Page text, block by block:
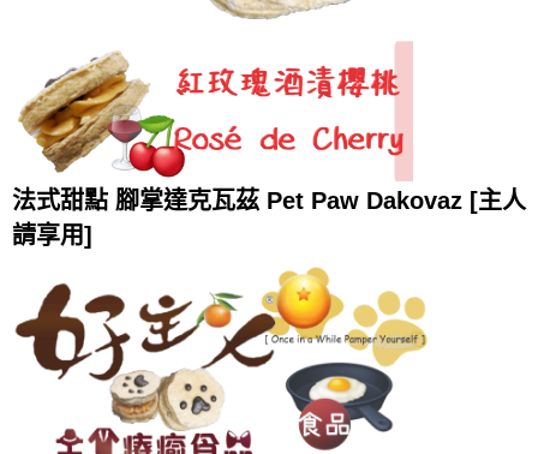
法式甜點 腳掌達克瓦茲 Pet Paw Dakovaz [主人
請享用]